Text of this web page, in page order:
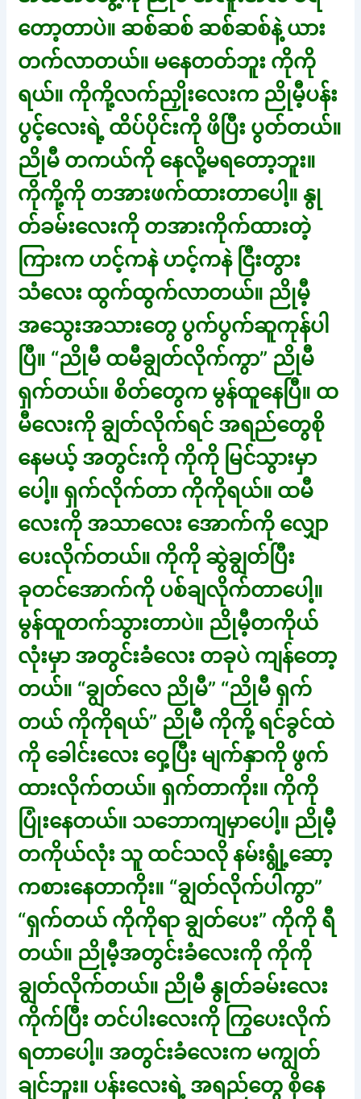
တော့တာပဲ။ ဆစ်ဆစ် ဆစ်ဆစ်နဲ့ ယား
တက်လာတယ်။ မနေတတ်ဘူး ကိုကို
ရယ်။ ကိုကို့လက်ညှိုးလေးက ညိုမီ့ပန်း
ပွင့်လေးရဲ့ ထိပ်ပိုင်းကို ဖိပြီး ပွတ်တယ်။
ညိုမီ တကယ်ကို နေလို့မရတော့ဘူး။
ကိုကို့ကို တအားဖက်ထားတာပေါ့။ နွု
တ်ခမ်းလေးကို တအားကိုက်ထားတဲ့
ကြားက ဟင့်ကနဲ ဟင့်ကနဲ ငြီးတွား
သံလေး ထွက်ထွက်လာတယ်။ ညိုမီ့
အသွေးအသားတွေ ပွက်ပွက်ဆူကုန်ပါ
ပြီ။ “ညိုမီ ထမီချွတ်လိုက်ကွာ” ညိုမီ
ရှက်တယ်။ စိတ်တွေက မွန်ထူနေပြီ။ ထ
မီလေးကို ချွတ်လိုက်ရင် အရည်တွေစို
နေမယ့် အတွင်းကို ကိုကို မြင်သွားမှာ
ပေါ့။ ရှက်လိုက်တာ ကိုကိုရယ်။ ထမီ
လေးကို အသာလေး အောက်ကို လျှော
ပေးလိုက်တယ်။ ကိုကို ဆွဲချွတ်ပြီး
ခုတင်အောက်ကို ပစ်ချလိုက်တာပေါ့။
မွန်ထူတက်သွားတာပဲ။ ညိုမီ့တကိုယ်
လုံးမှာ အတွင်းခံလေး တခုပဲ ကျန်တော့
တယ်။ “ချွတ်လေ ညိုမီ” “ညိုမီ ရှက်
တယ် ကိုကိုရယ်” ညိုမီ ကိုကို့ ရင်ခွင်ထဲ
ကို ခေါင်းလေး ဝှေ့ပြီး မျက်နှာကို ဖွက်
ထားလိုက်တယ်။ ရှက်တာကိုး။ ကိုကို
ပြုံးနေတယ်။ သဘောကျမှာပေါ့။ ညိုမီ့
တကိုယ်လုံး သူ ထင်သလို နမ်းရွုံ့ဆော့
ကစားနေတာကိုး။ “ချွတ်လိုက်ပါကွာ”
“ရှက်တယ် ကိုကိုရာ ချွတ်ပေး” ကိုကို ရီ
တယ်။ ညိုမီ့အတွင်းခံလေးကို ကိုကို
ချွတ်လိုက်တယ်။ ညိုမီ နွုတ်ခမ်းလေး
ကိုက်ပြီး တင်ပါးလေးကို ကြွပေးလိုက်
ရတာပေါ့။ အတွင်းခံလေးက မကျွတ်
ချင်ဘူး။ ပန်းလေးရဲ့ အရည်တွေ စိုနေ